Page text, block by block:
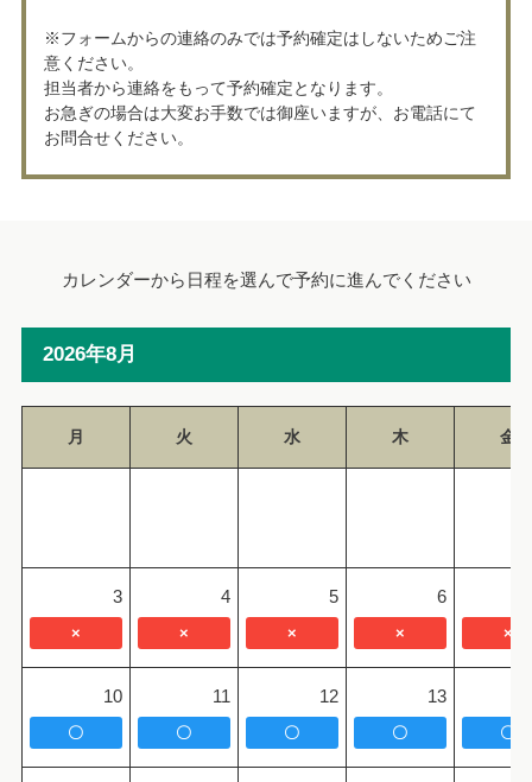
※フォームからの連絡のみでは予約確定はしないためご注
意ください。
担当者から連絡をもって予約確定となります。
お急ぎの場合は大変お手数では御座いますが、お電話にて
お問合せください。
カレンダーから日程を選んで予約に進んでください
2026年8月
月 火 水 木 金
3
×
4
×
5
×
6
× ×
10
〇
11
〇
12
〇
13
〇 〇